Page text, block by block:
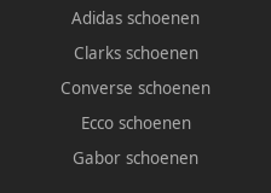
Adidas schoenen
Clarks schoenen
Converse schoenen
Ecco schoenen
Gabor schoenen